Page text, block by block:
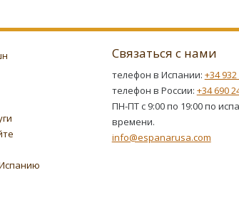
Связаться с нами
телефон в Испании: +34
телефон в России: +34 690
ПН-ПТ с 9:00 по 19:00 по
времени.
info@espanarusa.com